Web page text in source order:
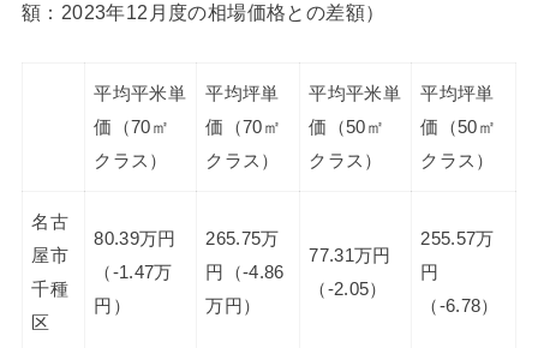
額：2023年12月度の相場価格との差額）
平均平米単
価（70㎡
クラス）
平均坪単
価（70㎡
クラス）
平均平米単
価（50㎡
クラス）
平均坪単
価（50㎡
クラス）
名古
屋市
千種
区
80.39万円
（-1.47万
円）
265.75万
円（-4.86
万円）
77.31万円
（-2.05）
255.57万
円
（-6.78）